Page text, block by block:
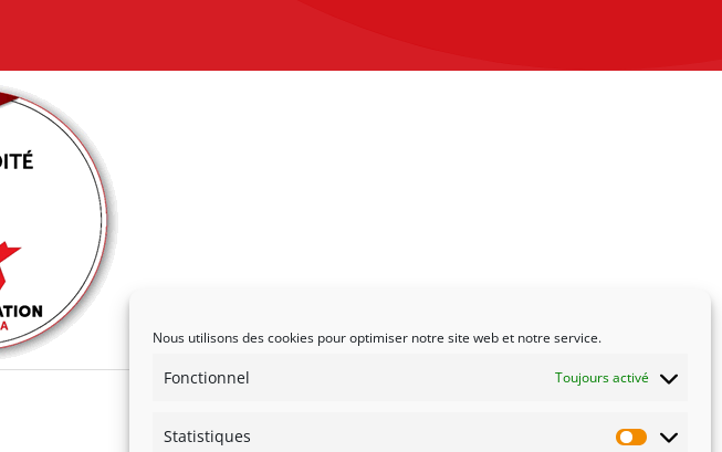
Nous utilisons des cookies pour optimiser notre site web et notre service.
Fonctionnel Toujours activé
Statistiques